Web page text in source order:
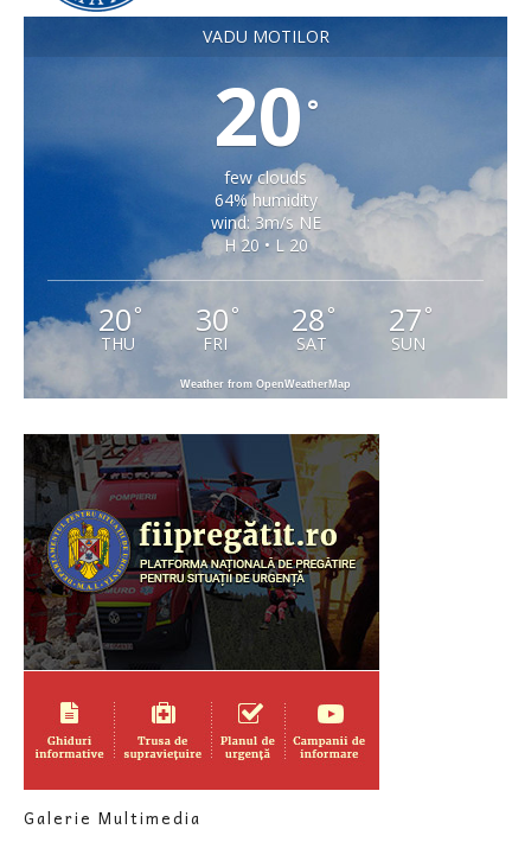
VADU MOTILOR
20 °
few clouds
64% humidity
wind: 3m/s NE
H 20 • L 20
20 °
THU
30 °
FRI
28°
SAT
27 °
SUN
Weather from OpenWeatherMap
Galerie Multimedia